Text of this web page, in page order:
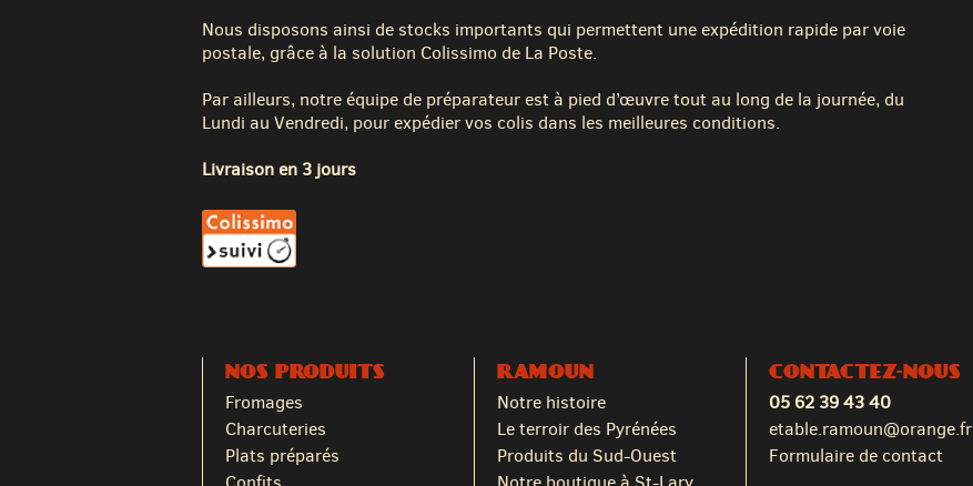
Nous disposons ainsi de stocks importants qui permettent une expédition rapide par voie
postale, grâce à la solution Colissimo de La Poste.
Par ailleurs, notre équipe de préparateur est à pied d’œuvre tout au long de la journée, du
Lundi au Vendredi, pour expédier vos colis dans les meilleures conditions.
Livraison en 3 jours
NOS PRODUITS
Fromages
Charcuteries
Plats préparés
RAMOUN
Notre histoire
Le terroir des Pyrénées
Produits du Sud-Ouest
CONTACTEZ-NOUS
05 62 39 43 40
etable.ramoun@orange.fr
Formulaire de contact